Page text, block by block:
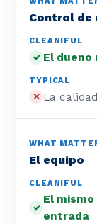
Control de
✓ El dueno
✕ La
El equipo
✓
El
entrada